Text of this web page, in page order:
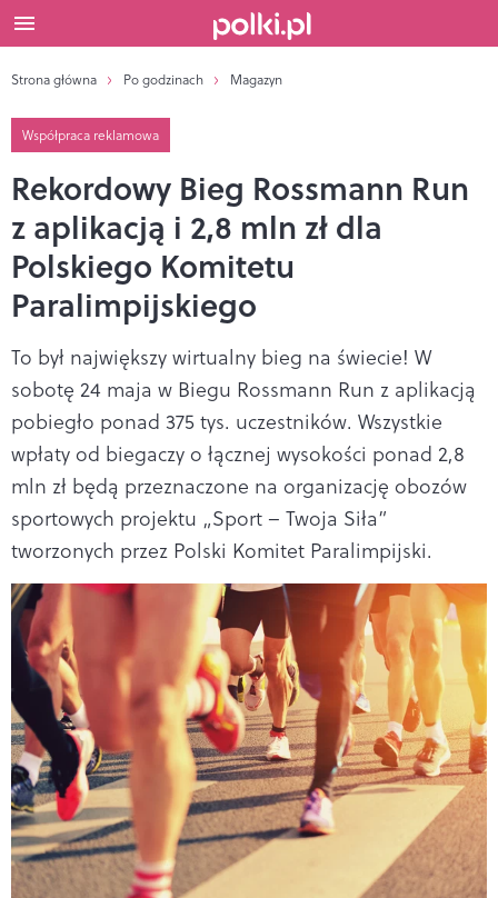
Strona główna Po godzinach Magazyn
Współpraca reklamowa
Rekordowy Bieg Rossmann Run
z aplikacją i 2,8 mln zł dla
Polskiego Komitetu
Paralimpijskiego
To był największy wirtualny bieg na świecie! W
sobotę 24 maja w Biegu Rossmann Run z aplikacją
pobiegło ponad 375 tys. uczestników. Wszystkie
wpłaty od biegaczy o łącznej wysokości ponad 2,8
mln zł będą przeznaczone na organizację obozów
sportowych projektu „Sport – Twoja Siła”
tworzonych przez Polski Komitet Paralimpijski.